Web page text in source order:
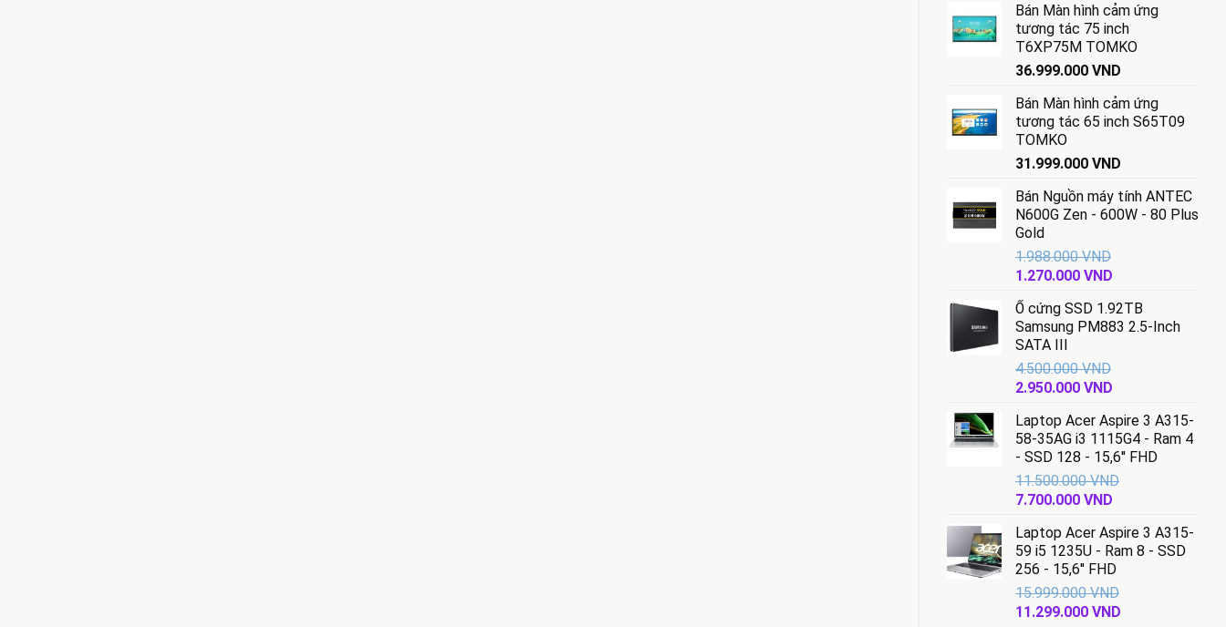
Bán Màn hình cảm ứng
tương tác 75 inch
T6XP75M TOMKO
36.999.000 VND
Bán Màn hình cảm ứng
tương tác 65 inch S65T09
TOMKO
31.999.000 VND
Bán Nguồn máy tính ANTEC
N600G Zen - 600W - 80 Plus
Gold
1.988.000VND
Giá
là:
1.988.000 VND.
1.270.000 VND
tại
là:
Ổ cứng SSD 1.92TB
Samsung PM883 2.5-Inch
SATA III
4.500.000VND
Giá
là:
4.500.000 VND.
2.950.000 VND
tại
là:
2.950.000 VND.
Laptop Acer Aspire 3 A315-
58-35AG i3 1115G4 - Ram 4
- SSD 128 - 15,6'' FHD
11.500.000VND
Giá
là:
11.500.000 VND.
7.700.000 VND
tại
là:
7.700.000 VND.
Laptop Acer Aspire 3 A315-
59 i5 1235U - Ram 8 - SSD
256 - 15,6'' FHD
15.999.000VND
Giá
11.299.000 VND